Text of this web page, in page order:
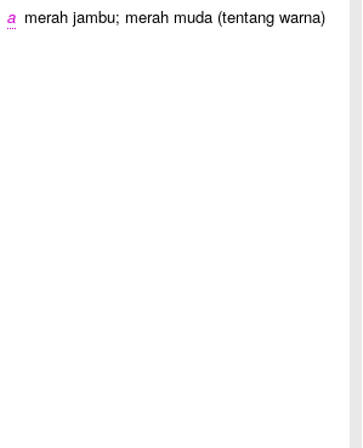
a merah jambu; merah muda (tentang warna)